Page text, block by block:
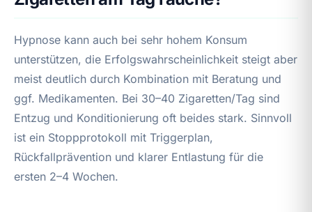
Hypnose kann auch bei sehr hohem Konsum
unterstützen, die Erfolgswahrscheinlichkeit steigt aber
meist deutlich durch Kombination mit Beratung und
ggf. Medikamenten. Bei 30–40 Zigaretten/Tag sind
Entzug und Konditionierung oft beides stark. Sinnvoll
ist ein Stoppprotokoll mit Triggerplan,
Rückfallprävention und klarer Entlastung für die
ersten 2–4 Wochen.